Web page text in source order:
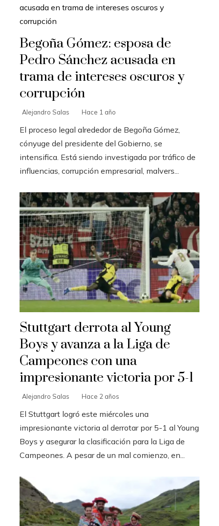
Begoña Gómez: esposa de
Pedro Sánchez acusada en
trama de intereses oscuros y
corrupción
Alejandro Salas Hace 1 año
El proceso legal alrededor de Begoña Gómez,
cónyuge del presidente del Gobierno, se
intensifica. Está siendo investigada por tráfico de
influencias, corrupción empresarial, malvers...
Stuttgart derrota al Young
Boys y avanza a la Liga de
Campeones con una
impresionante victoria por 5-1
Alejandro Salas Hace 2 años
El Stuttgart logró este miércoles una
impresionante victoria al derrotar por 5-1 al Young
Boys y asegurar la clasificación para la Liga de
Campeones. A pesar de un mal comienzo, en...